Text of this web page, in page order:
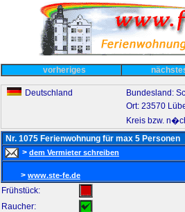
vorheriges
Deutschland
Bundesland:
Ort: 23570
Kreis bzw.
Nr. 1075 Ferienwohnung für max 5 Personen
> dem Vermieter schreiben
> www.ste-fe.de
Frühstück:
Raucher: